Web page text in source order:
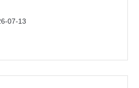
07-13